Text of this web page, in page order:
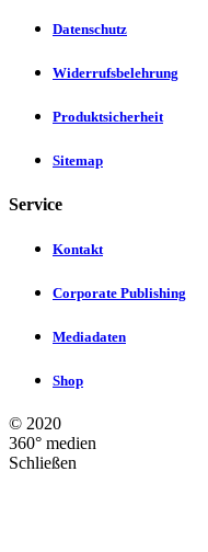
Datenschutz
Widerrufsbelehrung
Produktsicherheit
Sitemap
Service
Kontakt
Corporate Publishing
Mediadaten
Shop
© 2020
360° medien
Schließen